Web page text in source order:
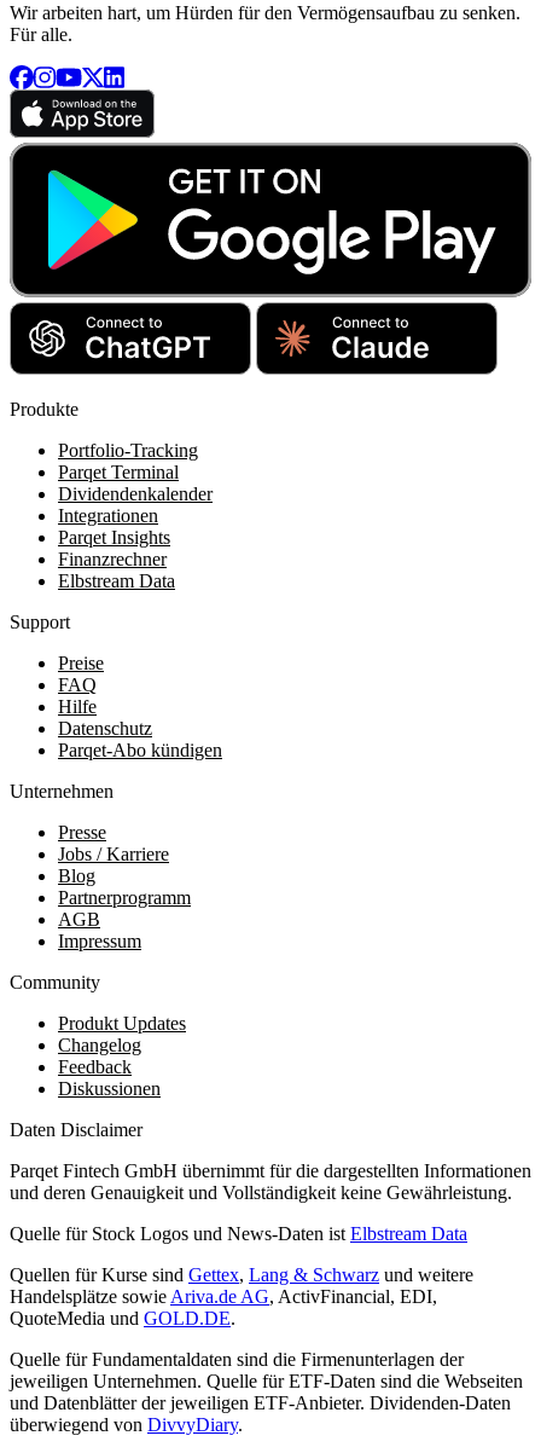
Wir arbeiten hart, um Hürden für den Vermögensaufbau zu senken.
Für alle.
Produkte
Portfolio-Tracking
Parqet Terminal
Dividendenkalender
Integrationen
Parqet Insights
Finanzrechner
Elbstream Data
Support
Preise
FAQ
Hilfe
Datenschutz
Parqet-Abo kündigen
Unternehmen
Presse
Jobs / Karriere
Blog
Partnerprogramm
AGB
Impressum
Community
Produkt Updates
Changelog
Feedback
Diskussionen
Daten Disclaimer
Parqet Fintech GmbH übernimmt für die dargestellten Informationen
und deren Genauigkeit und Vollständigkeit keine Gewährleistung.
Quelle für Stock Logos und News-Daten ist Elbstream Data
Quellen für Kurse sind Gettex, Lang & Schwarz und weitere
Handelsplätze sowie Ariva.de AG, ActivFinancial, EDI,
QuoteMedia und GOLD.DE.
Quelle für Fundamentaldaten sind die Firmenunterlagen der
jeweiligen Unternehmen. Quelle für ETF-Daten sind die Webseiten
und Datenblätter der jeweiligen ETF-Anbieter. Dividenden-Daten
überwiegend von DivvyDiary.